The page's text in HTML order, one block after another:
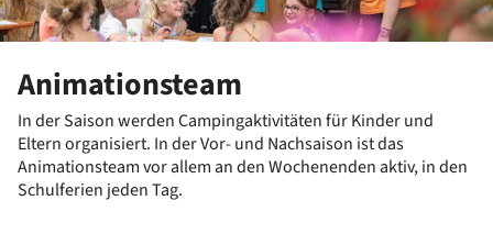
Animationsteam
In der Saison werden Campingaktivitäten für Kinder und
Eltern organisiert. In der Vor- und Nachsaison ist das
Animationsteam vor allem an den Wochenenden aktiv, in den
Schulferien jeden Tag.